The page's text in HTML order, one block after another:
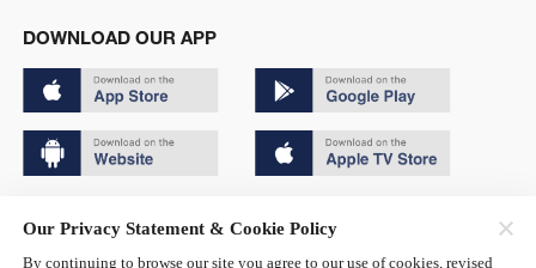
DOWNLOAD OUR APP
京ICP备20000184号
Our Privacy Statement & Cookie Policy
By continuing to browse our site you agree to our use of cookies, revised